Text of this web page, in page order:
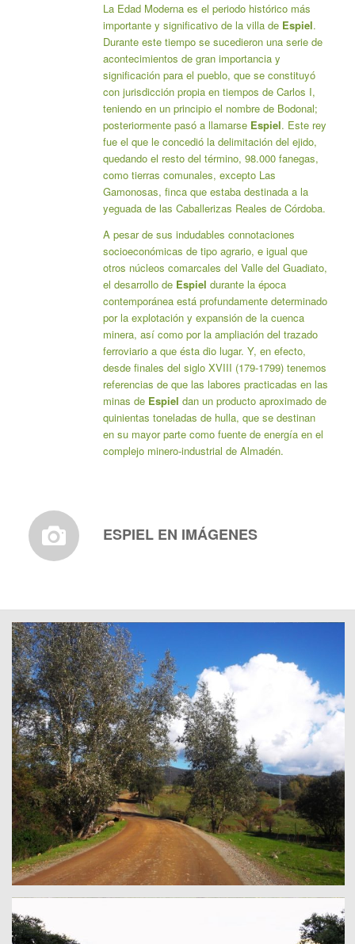
La Edad Moderna es el periodo histórico más
importante y significativo de la villa de Espiel.
Durante este tiempo se sucedieron una serie de
acontecimientos de gran importancia y
significación para el pueblo, que se constituyó
con jurisdicción propia en tiempos de Carlos I,
teniendo en un principio el nombre de Bodonal;
posteriormente pasó a llamarse Espiel. Este rey
fue el que le concedió la delimitación del ejido,
quedando el resto del término, 98.000 fanegas,
como tierras comunales, excepto Las
Gamonosas, finca que estaba destinada a la
yeguada de las Caballerizas Reales de Córdoba.
A pesar de sus indudables connotaciones
socioeconómicas de tipo agrario, e igual que
otros núcleos comarcales del Valle del Guadiato,
el desarrollo de Espiel durante la época
contemporánea está profundamente determinado
por la explotación y expansión de la cuenca
minera, así como por la ampliación del trazado
ferroviario a que ésta dio lugar. Y, en efecto,
desde finales del siglo XVIII (179-1799) tenemos
referencias de que las labores practicadas en las
minas de Espiel dan un producto aproximado de
quinientas toneladas de hulla, que se destinan
en su mayor parte como fuente de energía en el
complejo minero-industrial de Almadén.
ESPIEL EN IMÁGENES